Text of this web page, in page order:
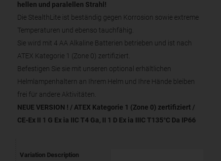
hellen und paralellen Strahl!
Die StealthLite ist beständig gegen Korrosion sowie extreme
Temperaturen und ebenso tauchfähig.
Sie wird mit 4 AA Alkaline Batterien betrieben und ist nach
ATEX Kategorie 1 (Zone 0) zertifiziert.
Befestigen Sie sie mit unseren optional erhältlichen
Helmlampenhaltern an Ihrem Helm und Ihre Hände bleiben
frei für andere Aktivitäten.
NEUE VERSION ! / ATEX Kategorie 1 (Zone 0) zertifiziert /
CE-Ex II 1 G Ex ia IIC T4 Ga, II 1 D Ex ia IIIC T135°C Da IP66
Variation Description